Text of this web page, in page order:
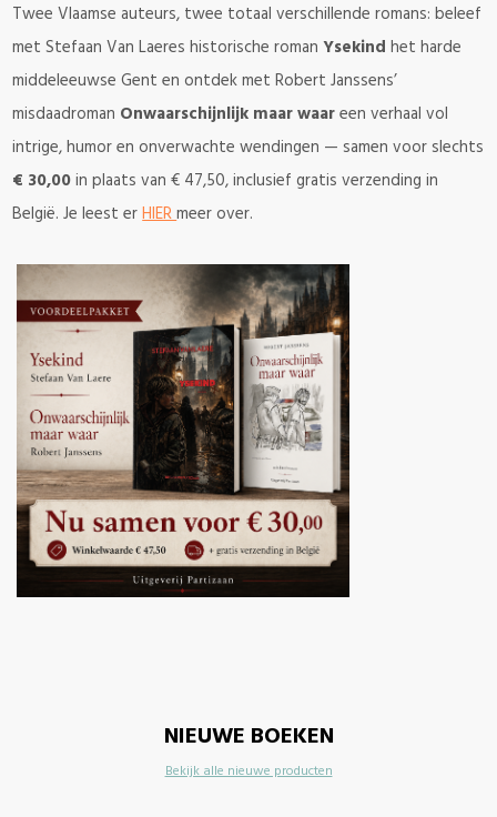
Twee Vlaamse auteurs, twee totaal verschillende romans: beleef
met Stefaan Van Laeres historische romanYsekind het harde
middeleeuwse Gent en ontdek met Robert Janssens’
misdaadroman Onwaarschijnlijk maar waareen verhaal vol
intrige, humor en onverwachte wendingen — samen voor slechts
€ 30,00in plaats van € 47,50, inclusief gratis verzending in
België. Je leest erHIERmeer over.
NIEUWE BOEKEN
Bekijk alle nieuwe producten